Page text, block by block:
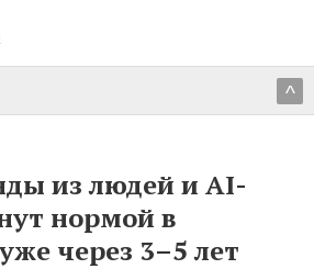
^
из людей и AI-
нормой в
через 3–5 лет